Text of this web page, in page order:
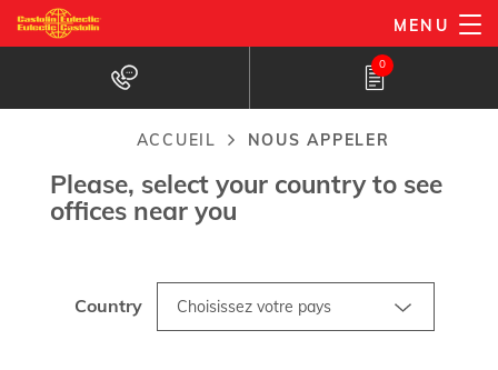
Aller
au
principal
MENU
Nous appeler 0
Fil
d'Ariane
ACCUEIL NOUS APPELER
Country
Please, select your country to see
offices near you